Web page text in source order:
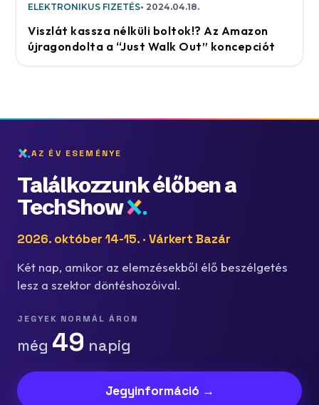
ELEKTRONIKUS FIZETÉS 2024.04.18.
Viszlát kassza nélküli boltok!? Az Amazon
újragondolta a “Just Walk Out” koncepciót
AZ ÉV ESEMÉNYE
Találkozzunk élőben a
TechShow
2026. október 14-15. · Várkert Bazár
Két nap, amikor az elemzésekből élő beszélgetés
lesz a szektor döntéshozóival.
JEGYEK NORMÁL ÁRON
még 49 napig
Jegyinformáció →